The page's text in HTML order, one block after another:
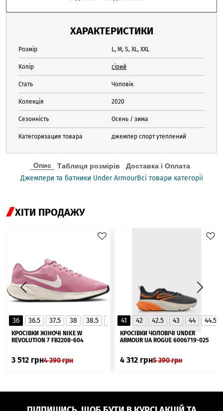
ХАРАКТЕРИСТИКИ
Розмір L, M, S, XL, XXL
Колір сірий
Стать Чоловік
Колекція 2020
Сезонність Осень / зима
Категоризация товара джемпер спорт утеплений
Опис Таблиця розмірів Доставка і Оплата
Джемпери та батники Under ArmourВсі товари категорії
ХІТИ ПРОДАЖУ
36 36.5 37.5 38 38.5 40 40.5
41
▲
КРОСІВКИ ЖІНОЧІ NIKE W
REVOLUTION 7 FB2208-604
3 512 грн4 390грн
41 42 42.5 43 44 44.5
КРОСІВКИ ЧОЛОВІЧІ UNDER
ARMOUR UA ROGUE 6006719-025
4 312 грн5 390грн